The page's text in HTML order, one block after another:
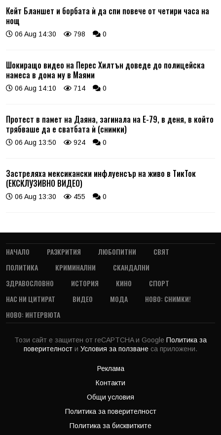
Кейт Бланшет и борбата ѝ да спи повече от четири часа на
нощ
06 Aug 14:30 798 0
Шокиращо видео на Перес Хилтън доведе до полицейска
намеса в дома му в Маями
06 Aug 14:10 714 0
Протест в памет на Даяна, загинала на Е-79, в деня, в който
трябваше да е сватбата ѝ (снимки)
06 Aug 13:50 924 0
Застреляха мексикански инфлуенсър на живо в ТикТок
(ЕКСКЛУЗИВНО ВИДЕО)
06 Aug 13:30 455 0
НАЧАЛО РАЗКРИТИЯ ЛЮБОПИТНИ
СВЯТ
ПОЛИТИКА
КРИМИНАЛНИ
СКАНДАЛНИ
ЗДРАВОСЛОВНО
ИСТОРИЯ КИНО
СПОРТ
НАС НИ ЦИТИРАТ
ВИДЕО МОДА
НОВО: СНИМКИ!
НОВО: ИНТЕРВЮТА
Този сайт е защитен от reCAPTCHA и Google Политика за
поверителност и Условия за ползване са приложени.
Реклама
Контакти
Общи условия
Политика за поверителност
Политика за бисквитките